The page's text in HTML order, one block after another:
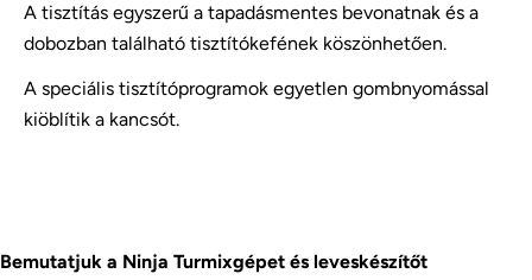
A tisztítás egyszerű a tapadásmentes bevonatnak és a
dobozban található tisztítókefének köszönhetően.
A speciális tisztítóprogramok egyetlen gombnyomással
kiöblítik a kancsót.
Bemutatjuk a Ninja Turmixgépet és leveskészítőt